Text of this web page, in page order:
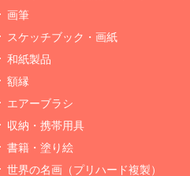
画筆
スケッチブック・画紙
和紙製品
額縁
エアーブラシ
収納・携帯用具
書籍・塗り絵
世界の名画（プリハード複製）